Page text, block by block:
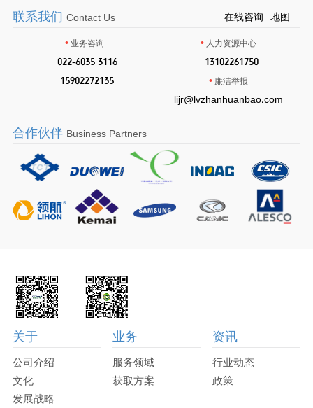
在线咨询 地图
联系我们 Contact Us
•业务咨询
022-6035 3116
15902272135
• 人力资源中心
13102261750
• 廉洁举报
lijr@lvzhanhuanbao.com
合作伙伴 Business Partners
关于
公司介绍
文化
发展战略
业务
服务领域
获取方案
资讯
行业动态
政策